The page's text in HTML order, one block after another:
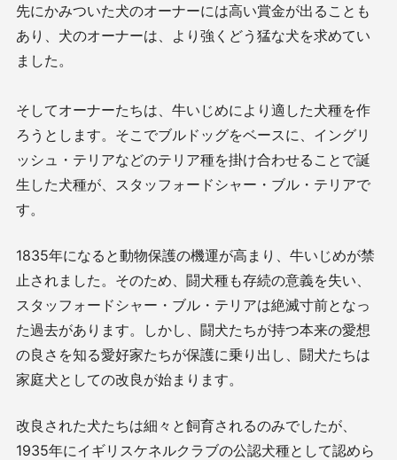
先にかみついた犬のオーナーには高い賞金が出ることも
あり、犬のオーナーは、より強くどう猛な犬を求めてい
ました。
そしてオーナーたちは、牛いじめにより適した犬種を作
ろうとします。そこでブルドッグをベースに、イングリ
ッシュ・テリアなどのテリア種を掛け合わせることで誕
生した犬種が、スタッフォードシャー・ブル・テリアで
す。
1835年になると動物保護の機運が高まり、牛いじめが禁
止されました。そのため、闘犬種も存続の意義を失い、
スタッフォードシャー・ブル・テリアは絶滅寸前となっ
た過去があります。しかし、闘犬たちが持つ本来の愛想
の良さを知る愛好家たちが保護に乗り出し、闘犬たちは
家庭犬としての改良が始まります。
改良された犬たちは細々と飼育されるのみでしたが、
1935年にイギリスケネルクラブの公認犬種として認めら